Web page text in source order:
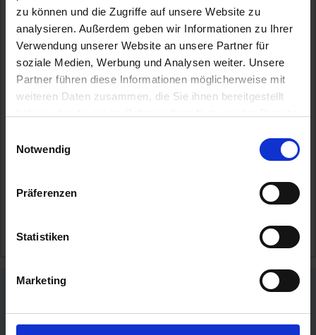
zu können und die Zugriffe auf unsere Website zu
analysieren. Außerdem geben wir Informationen zu Ihrer
Verwendung unserer Website an unsere Partner für
soziale Medien, Werbung und Analysen weiter. Unsere
Partner führen diese Informationen möglicherweise mit
weiteren Daten zusammen, die Sie ihnen bereitgestellt
Notwendig
Präferenzen
Statistiken
Marketing
Vasco da Gama
Auf Kurs zu den Nordlichtern - Der mystische Norden, wie ihn
einst schon die Wikinger beschrieben haben, wartet während
Jetzt Buchungsvorteile sichern!
Norwegen
Inkl. Bahn An- und Abreise
SUITE 6.299,-
Zum Angebot
AIDA Kreuzfahrten